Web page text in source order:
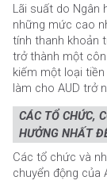
Lãi suất do Ngân
những mức cao
tính thanh khoản
trở thành một
kiếm một loại
làm cho AUD trở
CÁC TỔ CHỨC,
HƯỞNG NHẤT
Các tổ chức và
chuyển động của